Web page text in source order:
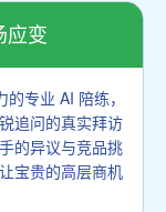
应变
专业 AI 陪练，
追问的真实拜访
的异议与竞品挑
宝贵的高层商机